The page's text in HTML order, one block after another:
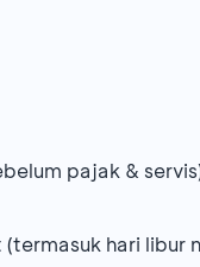
pajak &
hari libur